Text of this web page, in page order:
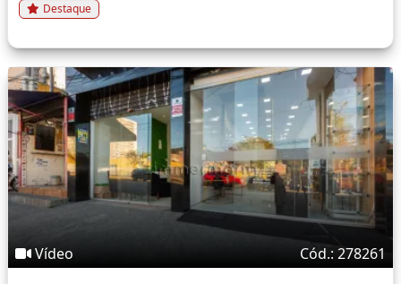
Destaque
Vídeo Cód.: 278261